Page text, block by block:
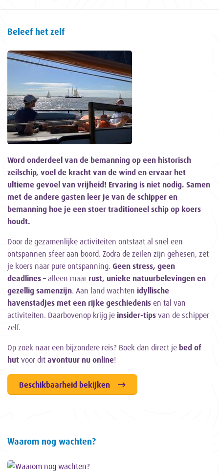
Beleef het zelf
Word onderdeel van de bemanning op een historisch
zeilschip, voel de kracht van de wind en ervaar het
ultieme gevoel van vrijheid! Ervaring is niet nodig. Samen
met de andere gasten leer je van de schipper en
bemanning hoe je een stoer traditioneel schip op koers
houdt.
Door de gezamenlijke activiteiten ontstaat al snel een
ontspannen sfeer aan boord. Zodra de zeilen zijn gehesen, zet
je koers naar pure ontspanning. Geen stress, geen
deadlines – alleen maar rust, unieke natuurbelevingen en
gezellig samenzijn. Aan land wachten idyllische
havenstadjes met een rijke geschiedenis en tal van
activiteiten. Daarbovenop krijg je insider-tips van de schipper
zelf.
Op zoek naar een bijzondere reis? Boek dan direct je bed of
hut voor dit avontuur nu online!
Beschikbaarheid bekijken
Waarom nog wachten?